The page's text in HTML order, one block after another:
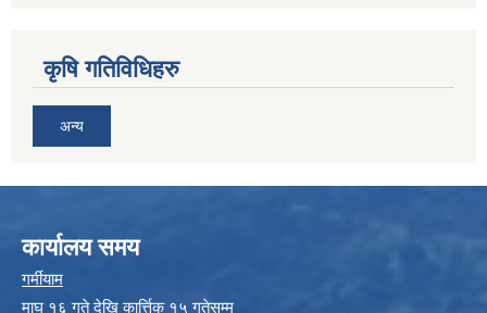
कृषि गतिविधिहरु
अन्य
कार्यालय समय
गर्मीयाम
माघ १६ गते देखि कार्त्तिक १५ गतेसम्म